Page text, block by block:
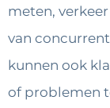
meten,
van
kunnen ook
of problemen